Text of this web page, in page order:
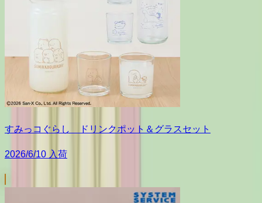
すみっコぐらし ドリンクポット＆グラスセット
2026/6/10 入荷